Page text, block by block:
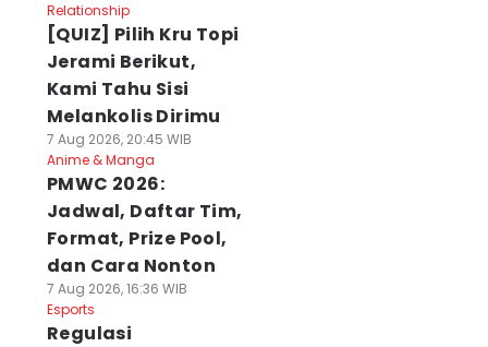
Relationship
[QUIZ] Pilih Kru Topi
Jerami Berikut,
Kami Tahu Sisi
Melankolis Dirimu
7 Aug 2026, 20:45 WIB
Anime & Manga
PMWC 2026:
Jadwal, Daftar Tim,
Format, Prize Pool,
dan Cara Nonton
7 Aug 2026, 16:36 WIB
Esports
Regulasi